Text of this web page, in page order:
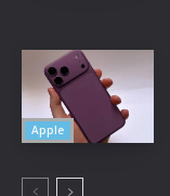
Apple